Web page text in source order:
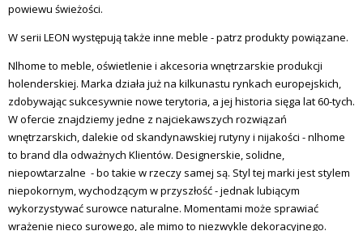
powiewu świeżości.
W serii LEON występują także inne meble - patrz produkty powiązane.
Nlhome to meble, oświetlenie i akcesoria wnętrzarskie produkcji
holenderskiej. Marka działa już na kilkunastu rynkach europejskich,
zdobywając sukcesywnie nowe terytoria, a jej historia sięga lat 60-tych.
W ofercie znajdziemy jedne z najciekawszych rozwiązań
wnętrzarskich, dalekie od skandynawskiej rutyny i nijakości -nlhome
to brand dla odważnych Klientów. Designerskie, solidne,
niepowtarzalne -bo takie w rzeczy samej są. Styl tej marki jest stylem
niepokornym, wychodzącym w przyszłość - jednak lubiącym
wykorzystywać surowce naturalne. Momentami może sprawiać
wrażenie nieco surowego, ale mimo to niezwykle dekoracyjnego.